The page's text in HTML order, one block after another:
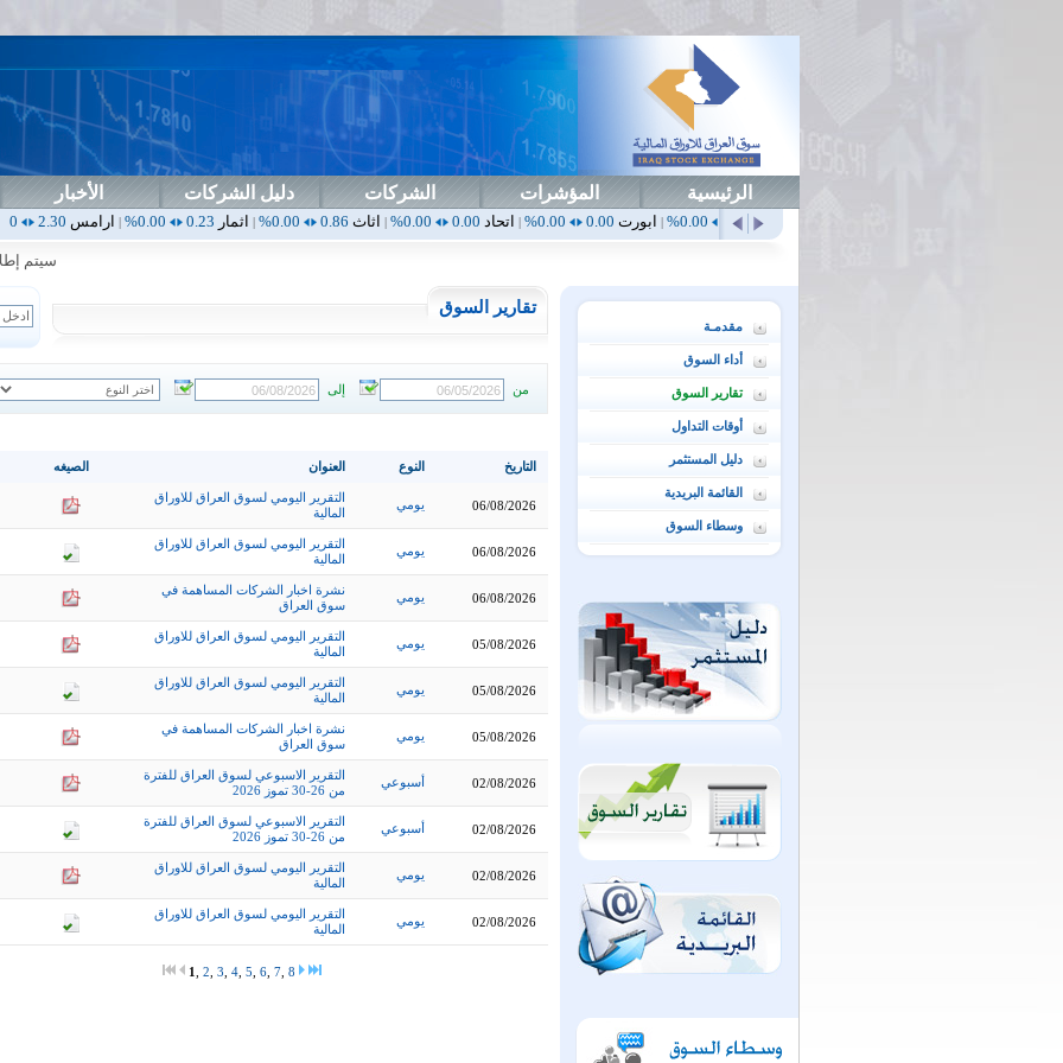
الرئيسية المؤشرات الشركات دليل الشركات الأخبار
| ابورت 0.00%
|اتحاد0.00
0.00%
|اثاث0.86
0.00%
|اثمار0.23
0.00%
|ارامس2.30
0.00%
|اربيل0.00
سيتم
مقدمـة
أداء السوق
تقارير السوق
أوقات التداول
دليل المستثمر
القائمة البريدية
وسطاء السوق
تقارير السوق
من إلى
الصيغه العنوان النوع التاريخ
التقرير اليومي لسوق العراق للاوراق
المالية
يومي 06/08/2026
التقرير اليومي لسوق العراق للاوراق
المالية
يومي 06/08/2026
نشرة اخبار الشركات المساهمة في
سوق العراق
يومي 06/08/2026
التقرير اليومي لسوق العراق للاوراق
المالية
يومي 05/08/2026
التقرير اليومي لسوق العراق للاوراق
المالية
يومي 05/08/2026
نشرة اخبار الشركات المساهمة في
سوق العراق
يومي 05/08/2026
التقرير الاسبوعي لسوق العراق للفترة
من 26-30 تموز 2026
أسبوعي 02/08/2026
التقرير الاسبوعي لسوق العراق للفترة
من 26-30 تموز 2026
أسبوعي 02/08/2026
التقرير اليومي لسوق العراق للاوراق
المالية
يومي 02/08/2026
التقرير اليومي لسوق العراق للاوراق
المالية
يومي 02/08/2026
1 2 3 4 5 6 7 8